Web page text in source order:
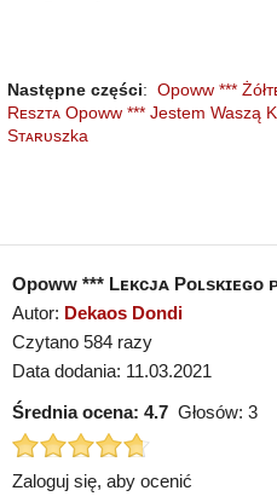
Następne części: Opoww ***
Rᴇsᴢᴛᴀ Opoww *** Jestem Waszą
Sᴛᴀʀᴜszka
Opoww *** Lᴇᴋᴄᴊᴀ Pᴏʟsᴋɪᴇɢᴏ
Autor: Dekaos Dondi
Czytano 584 razy
Data dodania: 11.03.2021
Średnia ocena: 4.7 Głosów: 3
Zaloguj się, aby ocenić